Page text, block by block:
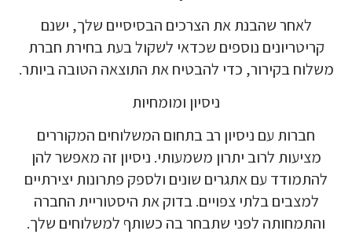
לאחר שהבנת את הצרכים הבסיסיים שלך, ישנם
קריטריונים נוספים שכדאי לשקול בעת בחירת חברת
משלוח בקירור, כדי להבטיח את התוצאה הטובה ביותר.
ניסיון ומומחיות
חברות עם ניסיון רב בתחום המשלוחים המקוררים
מציעות לרוב יתרון משמעותי. ניסיון זה מאפשר להן
להתמודד עם אתגרים שונים ולספק פתרונות יצירתיים
למצבים בלתי צפויים. בדוק את היסטוריית החברה
והתמחותה לפני שתבחר בה כשותף למשלוחים שלך.